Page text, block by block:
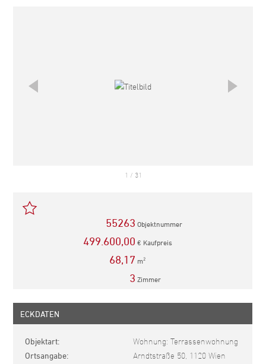
1 / 31
55263 Objektnummer
499.600,00 € Kaufpreis
68,17 m2
3 Zimmer
ECKDATEN
Objektart Wohnung: Terrassenwohnung
Ortsangabe Arndtstraße 50, 1120 Wien